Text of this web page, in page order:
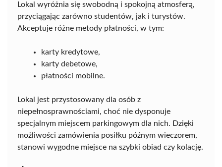
Lokal wyróżnia się swobodną i spokojną atmosferą,
przyciągając zarówno studentów, jak i turystów.
Akceptuje różne metody płatności, w tym:
karty kredytowe,
karty debetowe,
płatności mobilne.
Lokal jest przystosowany dla osób z
niepełnosprawnościami, choć nie dysponuje
specjalnym miejscem parkingowym dla nich. Dzięki
możliwości zamówienia posiłku późnym wieczorem,
stanowi wygodne miejsce na szybki obiad czy kolację.